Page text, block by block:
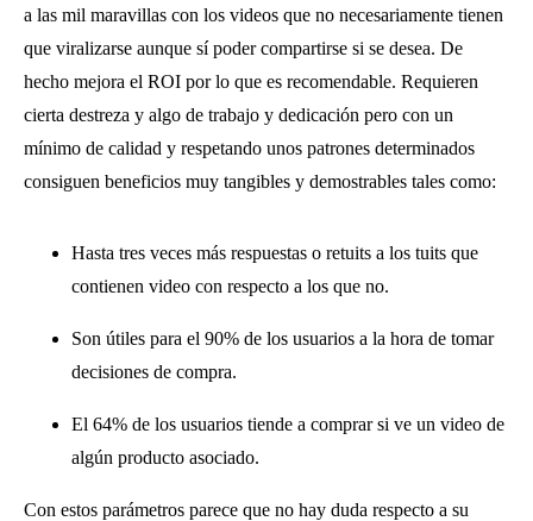
a las mil maravillas con los videos que no necesariamente tienen
que viralizarse aunque sí poder compartirse si se desea. De
hecho mejora el ROI por lo que es recomendable. Requieren
cierta destreza y algo de trabajo y dedicación pero con un
mínimo de calidad y respetando unos patrones determinados
consiguen beneficios muy tangibles y demostrables tales como:
Hasta tres veces más respuestas o retuits a los tuits que
contienen video con respecto a los que no.
Son útiles para el 90% de los usuarios a la hora de tomar
decisiones de compra.
El 64% de los usuarios tiende a comprar si ve un video de
algún producto asociado.
Con estos parámetros parece que no hay duda respecto a su